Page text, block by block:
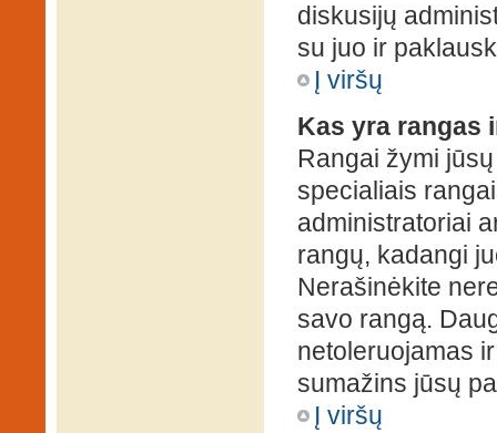
diskusijų
su juo ir
Į viršų
Kas yra rangas
Rangai žymi
specialiais
administratoriai
rangų, kadangi
Nerašinėkite
savo rangą.
netoleruojamas
sumažins jūsų
Į viršų